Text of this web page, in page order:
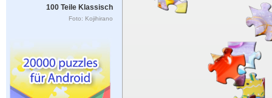
100 Teile Klassisch
Foto: Kojihirano